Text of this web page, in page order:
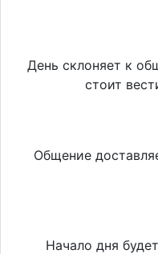
День склоняет к
стоит
Общение
Начало дня